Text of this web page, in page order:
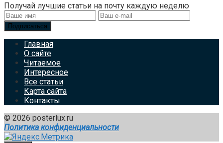
Получай лучшие статьи на почту каждую неделю
Подписаться
Главная
О сайте
Читаемое
Интересное
Все статьи
Карта сайта
Контакты
© 2026 posterlux.ru
Политика конфиденциальности